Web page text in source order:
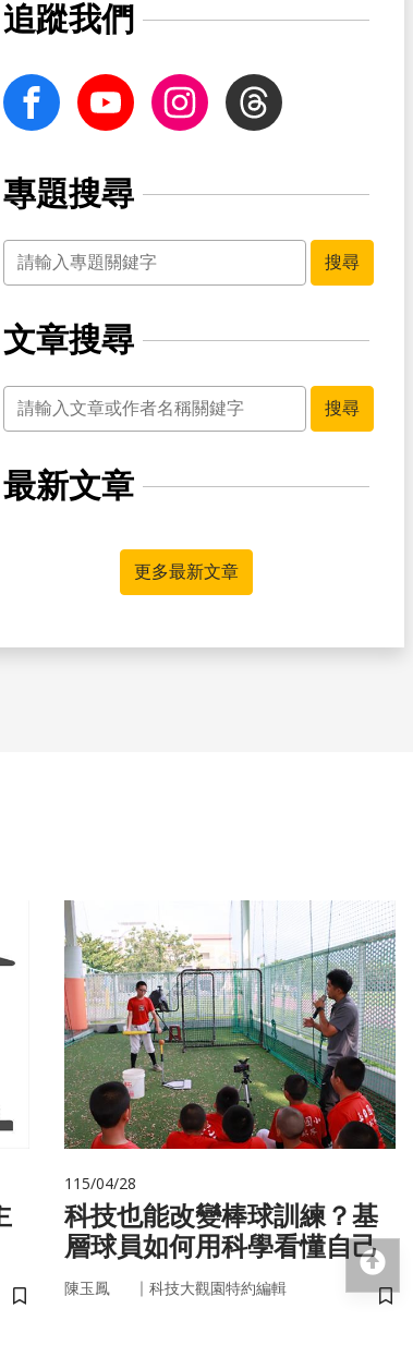
追蹤我們
facebook Youtube InstagramThreads
專題搜尋
關鍵字
搜尋
文章搜尋
關鍵字
搜尋
最新文章
更多最新文章
儲存書籤
115/04/28
科技也能改變棒球訓練？基
層球員如何用科學看懂自己
陳玉鳳 ｜ 科技大觀園特約編輯
儲
回